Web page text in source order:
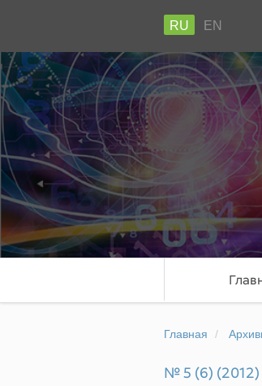
RU EN
Главная
№ 5 (6) (2012)